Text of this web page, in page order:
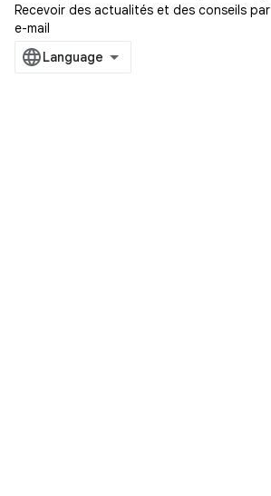
Recevoir des actualités et des conseils par
e-mail